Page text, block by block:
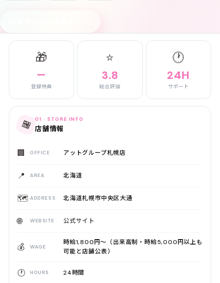
🎁
－
登録特典
⭐
3.8
総合評価
🕐
24H
サポート
🏪 01 · STORE INFO
店舗情報
🏢 OFFICE アットグループ札幌店
📍 AREA 北海道
🗺️ ADDRESS 北海道札幌市中央区大通
🌐 WEBSITE 公式サイト
💰 WAGE
時給1,800円〜（出来高制・時給5,000円以上も
可能と店舗公表）
🕐 HOURS 24時間